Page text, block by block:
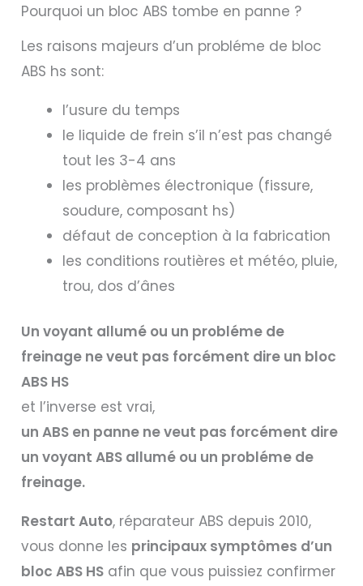
Pourquoi un bloc ABS tombe en panne ?
Les raisons majeurs d’un probléme de bloc
ABS hs sont:
l’usure du temps
le liquide de frein s’il n’est pas changé
tout les 3-4 ans
les problèmes électronique (fissure,
soudure, composant hs)
défaut de conception à la fabrication
les conditions routières et météo, pluie,
trou, dos d’ânes
Un voyant allumé ou un probléme de
freinage ne veut pas forcément dire un bloc
ABS HS
et l’inverse est vrai,
un ABS en panne ne veut pas forcément dire
un voyant ABS allumé ou un probléme de
freinage.
Restart Auto, réparateur ABS depuis 2010,
vous donne les principaux symptômes d’un
bloc ABS HSafin que vous puissiez confirmer